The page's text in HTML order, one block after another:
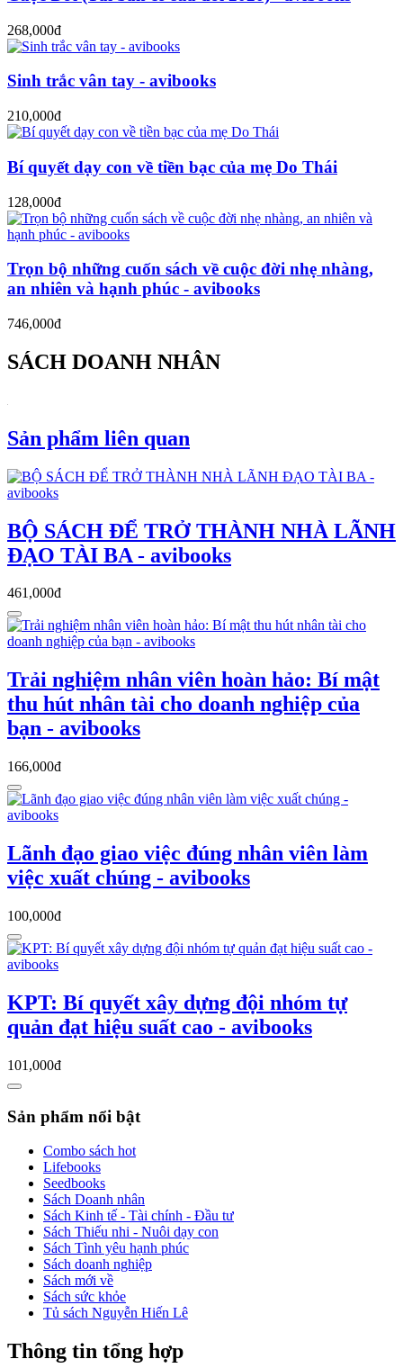
268,000đ
Sinh trắc vân tay - avibooks
210,000đ
Bí quyết dạy con về tiền bạc của mẹ Do Thái
128,000đ
Trọn bộ những cuốn sách về cuộc đời nhẹ nhàng,
an nhiên và hạnh phúc - avibooks
746,000đ
SÁCH DOANH NHÂN
Sản phẩm liên quan
BỘ SÁCH ĐỂ TRỞ THÀNH NHÀ LÃNH
ĐẠO TÀI BA - avibooks
461,000đ
Trải nghiệm nhân viên hoàn hảo: Bí mật
thu hút nhân tài cho doanh nghiệp của
bạn - avibooks
166,000đ
Lãnh đạo giao việc đúng nhân viên làm
việc xuất chúng - avibooks
100,000đ
KPT: Bí quyết xây dựng đội nhóm tự
quản đạt hiệu suất cao - avibooks
101,000đ
Sản phẩm nổi bật
Combo sách hot
Lifebooks
Seedbooks
Sách Doanh nhân
Sách Kinh tế - Tài chính - Đầu tư
Sách Thiếu nhi - Nuôi dạy con
Sách Tình yêu hạnh phúc
Sách doanh nghiệp
Sách mới về
Sách sức khỏe
Tủ sách Nguyễn Hiến Lê
Thông tin tổng hợp